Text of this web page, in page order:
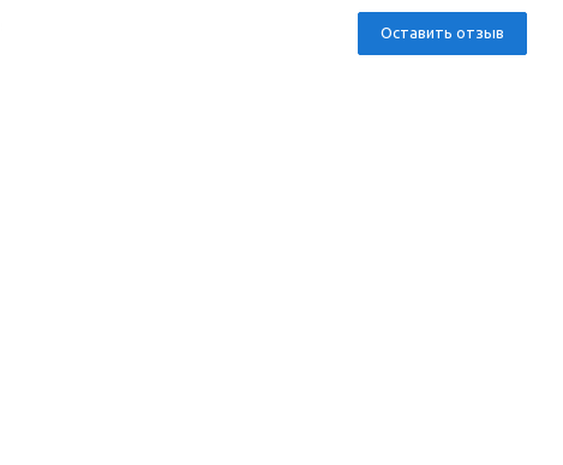
Оставить отзыв